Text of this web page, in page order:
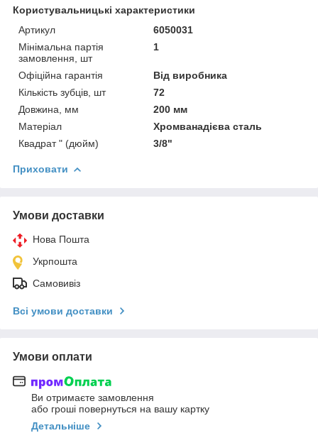
Користувальницькі характеристики
Артикул
6050031
Мінімальна партія
замовлення, шт
1
Офіційна гарантія
Від виробника
Кількість зубців, шт
72
Довжина, мм
200 мм
Матеріал
Хромванадієва сталь
Квадрат " (дюйм)
3/8"
Приховати
Умови доставки
Нова Пошта
Укрпошта
Самовивіз
Всі умови доставки
Умови оплати
Ви отримаєте замовлення
або гроші повернуться на вашу картку
Детальніше